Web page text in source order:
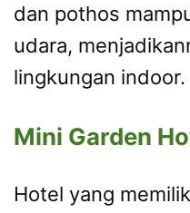
dan pothos
udara,
lingkungan indoor.
Mini Garden
Hotel yang